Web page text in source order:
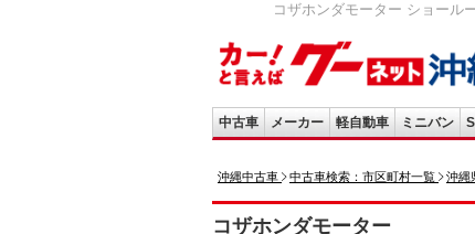
コザホンダモーター ショール
中古車 メーカー 軽自動車 ミニバン
沖縄中古車 中古車検索：市区町村一覧 沖縄
コザホンダモーター